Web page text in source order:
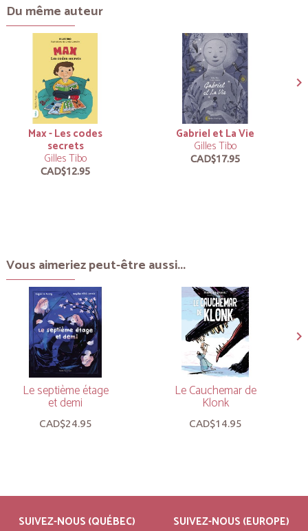
Du même auteur
Max - Les codes
secrets
Gilles Tibo
CAD$12.95
Gabriel et La Vie
Gilles Tibo
CAD$17.95
Vous aimeriez peut-être aussi...
Le septième étage
et demi
CAD$24.95
Le Cauchemar de
Klonk
CAD$14.95
SUIVEZ-NOUS (QUÉBEC) SUIVEZ-NOUS (EUROPE)